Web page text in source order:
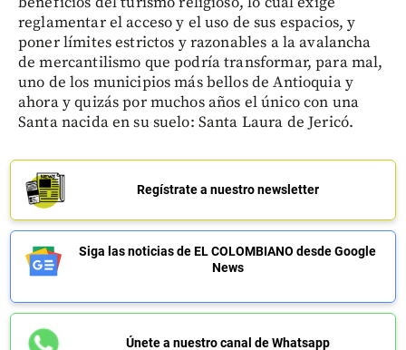
reglamentar el acceso y el uso de sus espacios, y
poner límites estrictos y razonables a la avalancha
de mercantilismo que podría transformar, para mal,
uno de los municipios más bellos de Antioquia y
ahora y quizás por muchos años el único con una
Santa nacida en su suelo: Santa Laura de Jericó.
Regístrate a nuestro newsletter
Siga las noticias de EL COLOMBIANO desde Google
News
Únete a nuestro canal de Whatsapp